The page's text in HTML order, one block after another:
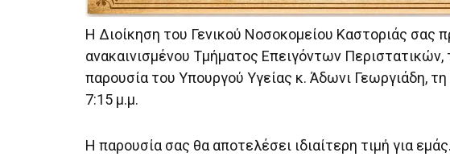
Η Διοίκηση του Γενικού Νοσοκομείου Καστοριάς σας
ανακαινισμένου Τμήματος Επειγόντων
παρουσία του Υπουργού Υγείας κ. Άδωνι Γεωργιάδη,
7:15 μ.μ.
Η παρουσία σας θα αποτελέσει ιδιαίτερη τιμή για εμάς.